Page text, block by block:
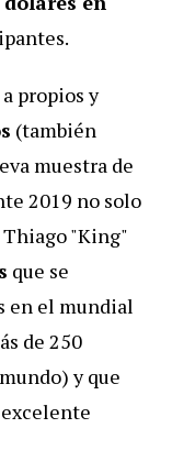
propios y
(también
muestra de
2019 no solo
"King"
que se
en el mundial
de 250
y que